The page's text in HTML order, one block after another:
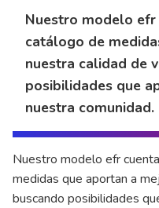
Nuestro modelo
catálogo de
nuestra calidad de
posibilidades que
nuestra comunidad.
Nuestro modelo efr
medidas que aportan a
buscando posibilidades